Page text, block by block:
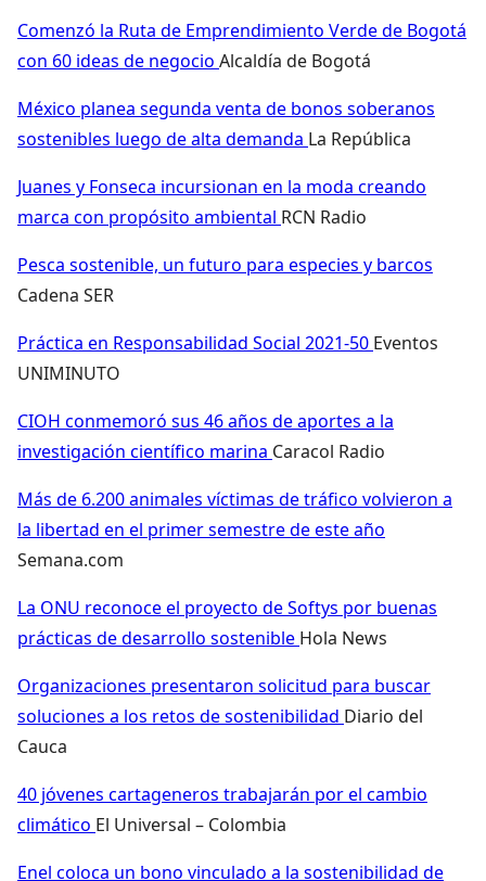
Comenzó la Ruta de Emprendimiento Verde de Bogotá
con 60 ideas de negocio Alcaldía de Bogotá
México planea segunda venta de bonos soberanos
sostenibles luego de alta demanda La República
Juanes y Fonseca incursionan en la moda creando
marca con propósito ambiental RCN Radio
Pesca sostenible, un futuro para especies y barcos
Cadena SER
Práctica en Responsabilidad Social 2021-50 Eventos
UNIMINUTO
CIOH conmemoró sus 46 años de aportes a la
investigación científico marina Caracol Radio
Más de 6.200 animales víctimas de tráfico volvieron a
la libertad en el primer semestre de este año
Semana.com
La ONU reconoce el proyecto de Softys por buenas
prácticas de desarrollo sostenible Hola News
Organizaciones presentaron solicitud para buscar
soluciones a los retos de sostenibilidad Diario del
Cauca
40 jóvenes cartageneros trabajarán por el cambio
climático El Universal – Colombia
Enel coloca un bono vinculado a la sostenibilidad de